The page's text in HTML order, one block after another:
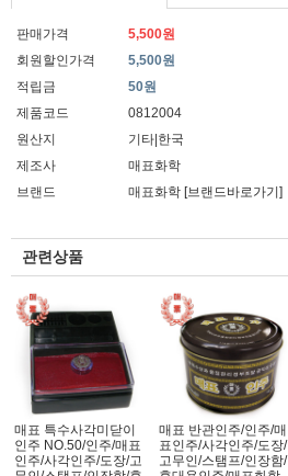
판매가격
5,500원
회원할인가격
5,500원
적립금
50원
제품코드
0812004
원산지
기타|한국
제조사
매표화학
브랜드
매표화학 [브랜드바로가기]
관련상품
매표 특수사각미닫이
인주 NO.50/인주/매표
인주/사각인주/도장/고
매표 반관인주/인주/매
표인주/사각인주/도장/
고무인/스탬프/인장함/